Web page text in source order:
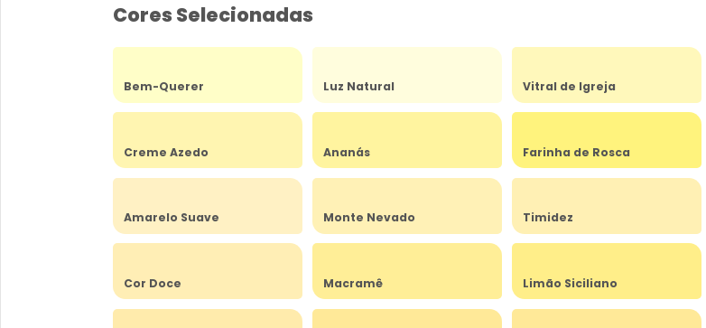
Cores Selecionadas
Bem-Querer Luz Natural Vitral de Igreja
Creme Azedo Ananás Farinha de Rosca
Amarelo Suave Monte Nevado Timidez
Cor Doce Macramê Limão Siciliano